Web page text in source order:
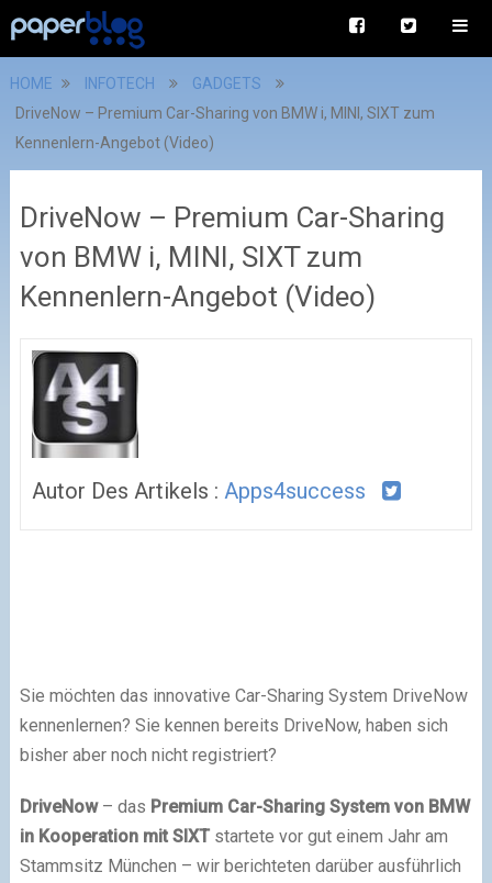
HOME INFOTECH
GADGETS
DriveNow – Premium Car-Sharing von BMW i, MINI, SIXT zum
Kennenlern-Angebot (Video)
DriveNow – Premium Car-Sharing
von BMW i, MINI, SIXT zum
Kennenlern-Angebot (Video)
Autor Des Artikels : Apps4success
Sie möchten das innovative Car-Sharing System DriveNow
kennenlernen? Sie kennen bereits DriveNow, haben sich
bisher aber noch nicht registriert?
DriveNow– das Premium Car-Sharing System von BMW
in Kooperation mit SIXTstartete vor gut einem Jahr am
Stammsitz München – wir berichteten darüber ausführlich